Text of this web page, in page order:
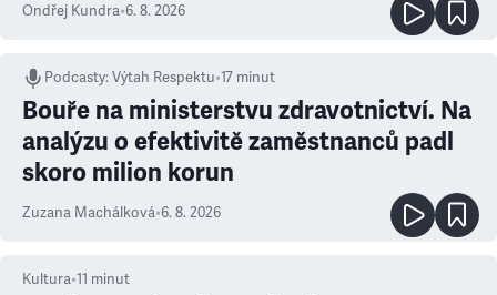
Ondřej Kundra•6. 8. 2026
Podcasty:Výtah Respektu•17 minut
Bouře na ministerstvu zdravotnictví. Na
analýzu o efektivitě zaměstnanců padl
skoro milion korun
Zuzana Machálková•6. 8. 2026
Kultura•11 minut